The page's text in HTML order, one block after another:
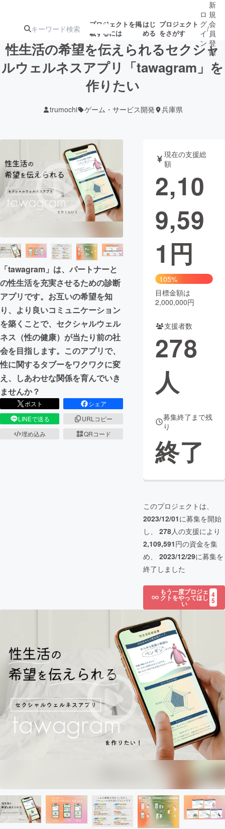
プロジェクトを掲
載するには
はじ
める
プロジェクト
をさがす
注目の新着プロ募集終了が近いプ
テクノロジー・ガジェット
映像・映画 書籍・雑誌
ビジネス・起業 チャレンジ
まちづくり・地域活性化
CAMPFIRE for Social Good
CAMPFIRE Creation
CAMPFIREふるさと納税
machi-ya コミュニティ
ロ
グ
イ
ン
/
新
規
会
員
登
録
性生活の希望を伝えられるセクシャ
ルウェルネスアプリ「tawagram」を
作りたい
trumochi ゲーム・サービス開発 兵庫県
「tawagram」は、パートナーと
の性生活を充実させるための診断
アプリです。お互いの希望を知
り、より良いコミュニケーション
を築くことで、セクシャルウェル
ネス（性の健康）が当たり前の社
会を目指します。このアプリで、
性に関するタブーをワクワクに変
え、しあわせな関係を育んでいき
ませんか？
ポスト
シェア
LINEで送る
URLコピー
埋め込み
QRコード
現在の支援総
額
2,10
9,59
1 円
105%
目標金額は
2,000,000円
支援者数
278
人
募集終了まで残
り
終了
このプロジェクトは、
2023/12/01に募集を開始
し、 278人の支援により
2,109,591円の資金を集
め、 2023/12/29に募集を
終了しました
もう一度プロジェ
クトをやってほし
い
4
5